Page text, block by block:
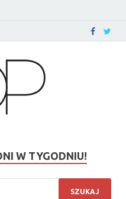
W TYGODNIU!